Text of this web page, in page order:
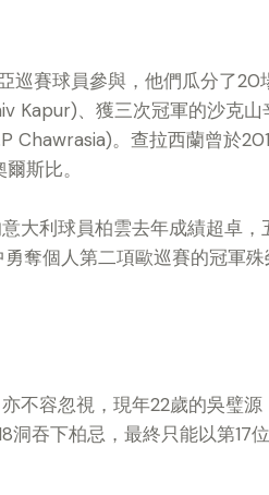
巡賽球員參與，他們瓜分了
Kapur)、獲三次冠軍的沙克
Chawrasia)。查拉西蘭曾於
斯比。
大利球員柏雲去年成績超卓
奪個人第二項歐巡賽的冠軍
不容忽視，現年22歲的吳璧
吞下柏忌，最終只能以第17位